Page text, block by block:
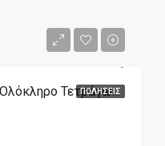
ΠΩΛΉΣΕΙΣ
Νεάπολη Βόλου Πωλείται Ολόκληρο Τετράγωνο Που Αποτελείται Από Επτά Οικόπεδα